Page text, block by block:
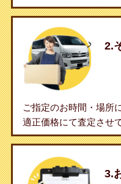
2.
ご指定のお時間・場所
適正価格にて査定させ
3.